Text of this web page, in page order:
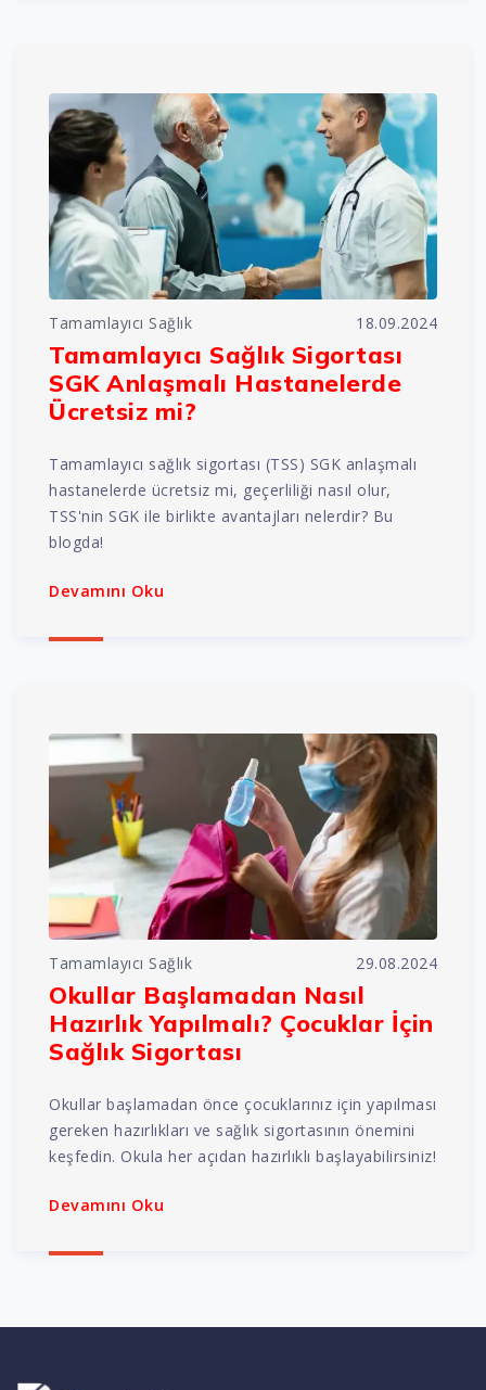
Tamamlayıcı Sağlık 18.09.2024
Tamamlayıcı Sağlık Sigortası
SGK Anlaşmalı Hastanelerde
Ücretsiz mi?
Tamamlayıcı sağlık sigortası (TSS) SGK anlaşmalı
hastanelerde ücretsiz mi, geçerliliği nasıl olur,
TSS'nin SGK ile birlikte avantajları nelerdir? Bu
blogda!
Devamını Oku
Tamamlayıcı Sağlık 29.08.2024
Okullar Başlamadan Nasıl
Hazırlık Yapılmalı? Çocuklar İçin
Sağlık Sigortası
Okullar başlamadan önce çocuklarınız için yapılması
gereken hazırlıkları ve sağlık sigortasının önemini
keşfedin. Okula her açıdan hazırlıklı başlayabilirsiniz!
Devamını Oku